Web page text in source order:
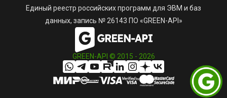
Единый реестр российских программ для ЭВМ и баз
данных, запись № 26143 ПО «GREEN-API»
GREEN-API © 2015 - 2026